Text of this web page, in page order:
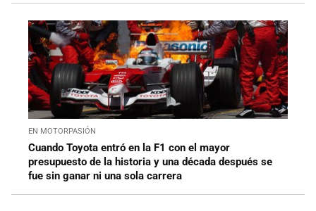
EN MOTORPASIÓN
Cuando Toyota entró en la F1 con el mayor
presupuesto de la historia y una década después se
fue sin ganar ni una sola carrera